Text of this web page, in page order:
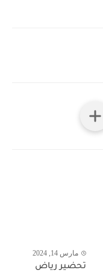
مارس 14, 2024
تحضير رياض